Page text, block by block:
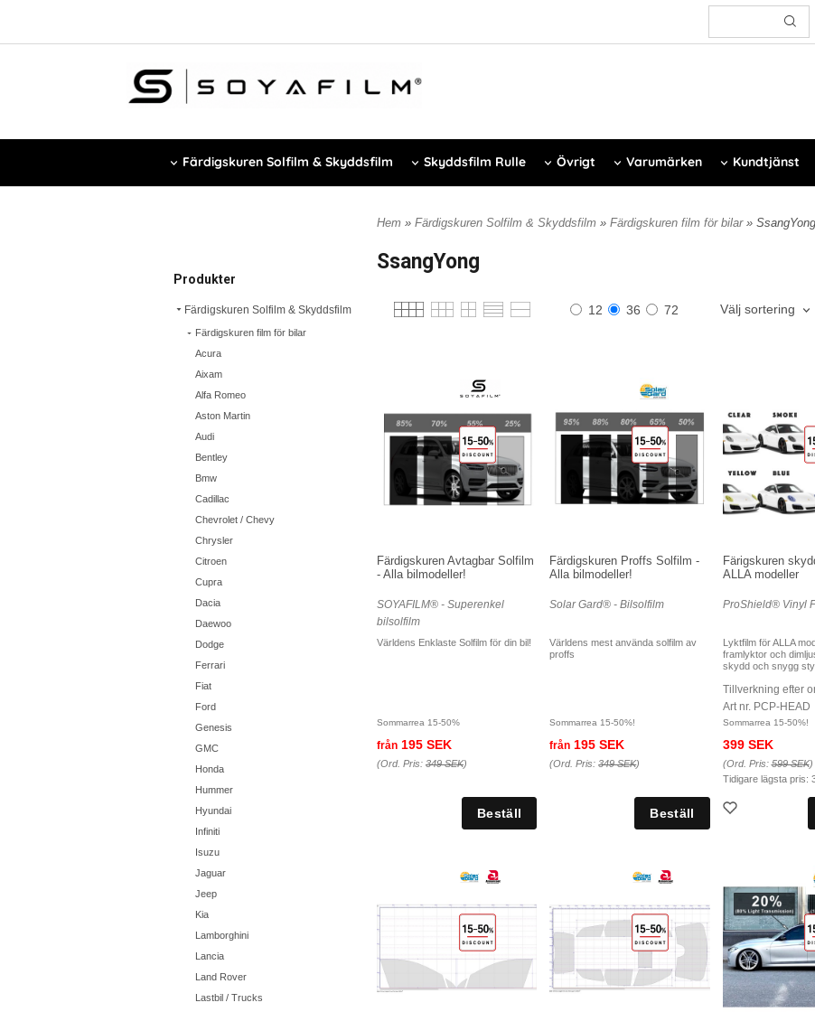
Färdigskuren Solfilm & Skyddsfilm Skyddsfilm Rulle Övrigt Varumärken Kundtjänst
Produkter
Färdigskuren Solfilm & Skyddsfilm
Färdigskuren film för bilar
Acura
Aixam
Alfa Romeo
Aston Martin
Audi
Bentley
Bmw
Cadillac
Chevrolet / Chevy
Chrysler
Citroen
Cupra
Dacia
Daewoo
Dodge
Ferrari
Fiat
Ford
Genesis
GMC
Honda
Hummer
Hyundai
Infiniti
Isuzu
Jaguar
Jeep
Kia
Lamborghini
Lancia
Land Rover
Lastbil / Trucks
Hem » Färdigskuren Solfilm & Skyddsfilm » Färdigskuren film för bilar » SsangYong
SsangYong
12 36 72 Välj sortering
Färdigskuren Avtagbar Solfilm
- Alla bilmodeller!
SOYAFILM® - Superenkel
bilsolfilm
Världens Enklaste Solfilm för din bil!
Sommarrea 15-50%
från 195 SEK
(Ord. Pris: 349 SEK)
Färdigskuren Proffs Solfilm -
Alla bilmodeller!
Solar Gard® - Bilsolfilm
Världens mest använda solfilm av
proffs
Sommarrea 15-50%!
från 195 SEK
(Ord. Pris:349 SEK)
Färigskuren
ALLA modeller
ProShield® Vinyl
Lyktfilm för ALLA
framlyktor och
skydd och snygg
Tillverkning efter
Art nr. PCP-HEAD
Sommarrea 15-50%!
399 SEK
(Ord. Pris:599 SEK)
Tidigare lägsta pris: